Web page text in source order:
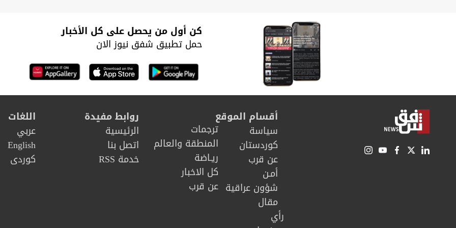
كن أول من يحصل على كل الأخبار
حمل تطبيق شفق نيوز الان
أقسام الموقع
سیاسة
كوردستان
عن قرب
أمـن
شؤون عراقية
مقال
رأي
ترجمات
المنطقة والعالم
ريـاضة
كل الاخبار
عن قرب
روابط مفيدة
الرئيسية
اتصل بنا
خدمة RSS
اللغات
عربي
English
كوردى